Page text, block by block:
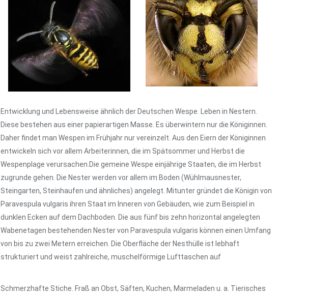
Entwicklung und Lebensweise ähnlich der Deutschen Wespe. Leben in Nestern.
Diese bestehen aus einer papierartigen Masse. Es überwintern nur die Königinnen.
Daher findet man Wespen im Frühjahr nur vereinzelt. Aus den Eiern der Königinnen
entwickeln sich vor allem Arbeiterinnen, die im Spätsommer und Herbst die
Wespenplage verursachen.Die gemeine Wespe einjährige Staaten, die im Herbst
zugrunde gehen. Die Nester werden vor allem im Boden (Wühlmausnester,
Steingarten, Steinhaufen und ähnliches) angelegt. Mitunter gründet die Königin von
Paravespula vulgaris ihren Staat im Inneren von Gebäuden, wie zum Beispiel in
dunklen Ecken auf dem Dachboden. Die aus fünf bis zehn horizontal angelegten
Wabenetagen bestehenden Nester von Paravespula vulgaris können einen Umfang
von bis zu zwei Metern erreichen. Die Oberfläche der Nesthülle ist lebhaft
strukturiert und weist zahlreiche, muschelförmige Lufttaschen auf
Schmerzhafte Stiche. Fraß an Obst, Säften, Kuchen, Marmeladen u. a. Tierisches